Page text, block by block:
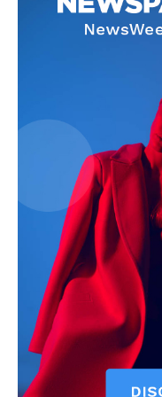
Hasznos
bSZ fiók